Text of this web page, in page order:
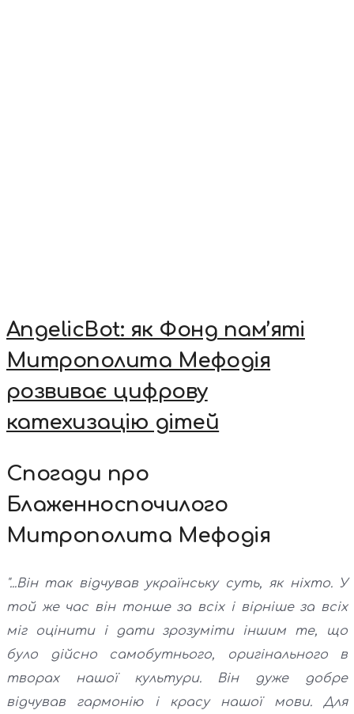
AngelicBot: як Фонд пам’яті
Митрополита Мефодія
розвиває цифрову
катехизацію дітей
Спогади про
Блаженноспочилого
Митрополита Мефодія
"...Він так відчував українську суть, як ніхто. У
той же час він тонше за всіх і вірніше за всіх
міг оцінити і дати зрозуміти іншим те, що
було дійсно самобутнього, оригінального в
творах нашої культури. Він дуже добре
відчував гармонію і красу нашої мови. Для